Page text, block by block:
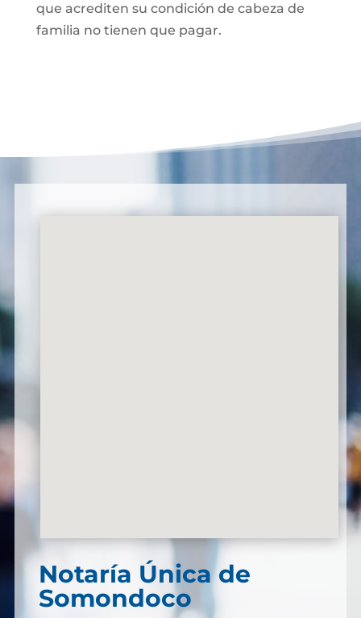
que acrediten su condición de cabeza de
familia no tienen que pagar.
Notaría Única de
Somondoco